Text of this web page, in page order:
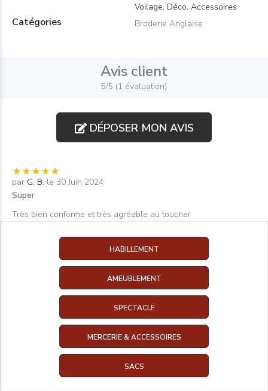
Voilage, Déco, Accessoires
Catégories Broderie Anglaise
Avis client
5/5 (1 évaluation)
DÉPOSER MON AVIS
par G. B. le 30 Juin 2024
Super
Très bien conforme et très agréable au toucher
HABILLEMENT
AMEUBLEMENT
SPECTACLE
MERCERIE & ACCESSOIRES
SACS